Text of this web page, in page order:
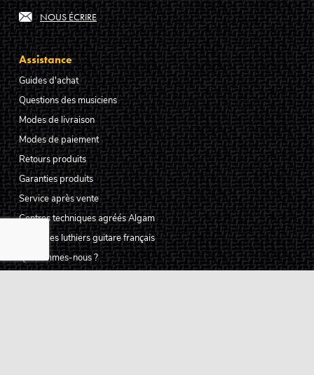
NOUS ÉCRIRE
Assistance
Guides d'achat
Questions des musiciens
Modes de livraison
Modes de paiement
Retours produits
Garanties produits
Service après vente
Centres techniques agréés Algam
Carte des luthiers guitare français
Qui sommes-nous ?